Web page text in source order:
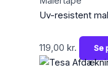
Uv-resistent
119,00 kr. Se